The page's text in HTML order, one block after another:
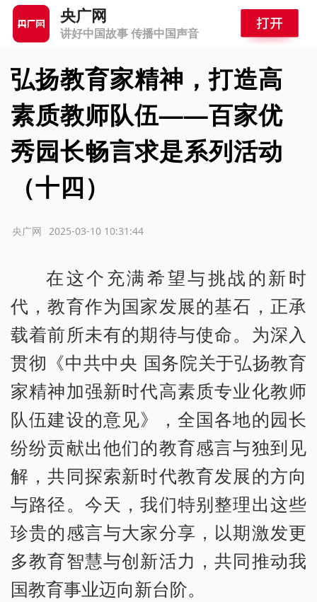
央广网
讲好中国故事 传播中国声音
弘扬教育家精神，打造高
素质教师队伍——百家优
秀园长畅言求是系列活动
（十四）
2025-03-10 10:31:44
央广网
在这个充满希望与挑战的新时
代，教育作为国家发展的基石，正承
载着前所未有的期待与使命。为深入
贯彻《中共中央 国务院关于弘扬教育
家精神加强新时代高素质专业化教师
队伍建设的意见》，全国各地的园长
纷纷贡献出他们的教育感言与独到见
解，共同探索新时代教育发展的方向
与路径。今天，我们特别整理出这些
珍贵的感言与大家分享，以期激发更
多教育智慧与创新活力，共同推动我
国教育事业迈向新台阶。